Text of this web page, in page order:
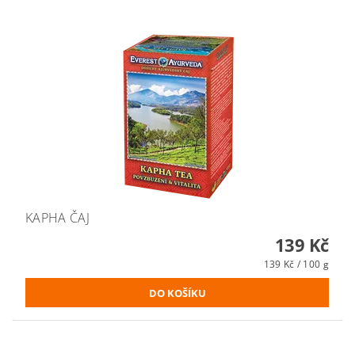
KAPHA ČAJ
139 Kč
139 Kč / 100 g